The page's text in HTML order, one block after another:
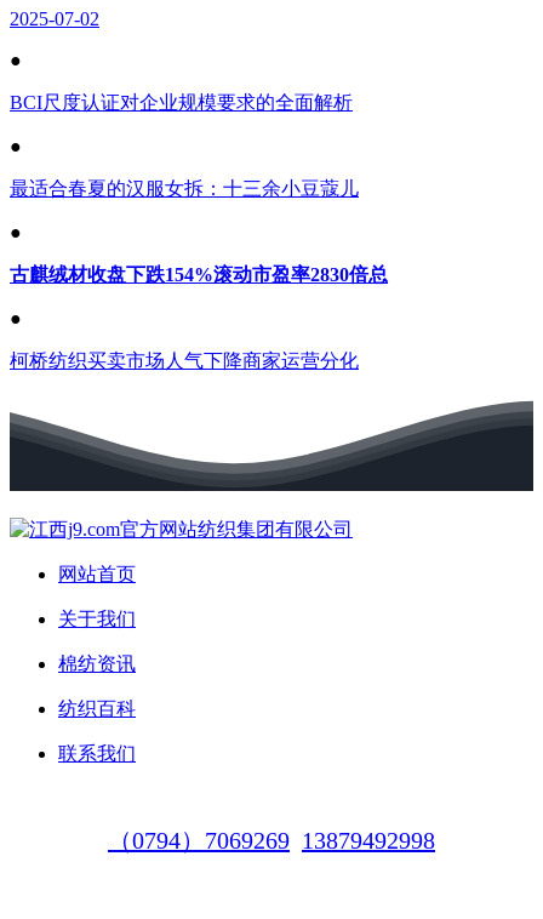
2025-07-02
●
BCI尺度认证对企业规模要求的全面解析
●
最适合春夏的汉服女拆：十三余小豆蔻儿
●
古麒绒材收盘下跌154%滚动市盈率2830倍总
●
柯桥纺织买卖市场人气下降商家运营分化
网站首页
关于我们
棉纺资讯
纺织百科
联系我们
（0794）7069269 13879492998